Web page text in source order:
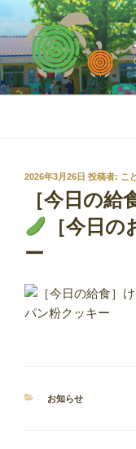
ン
テ
ン
ツ
投
2026年3月26日 投稿者: こ
［今日の
［今日
ー
カ
お知らせ